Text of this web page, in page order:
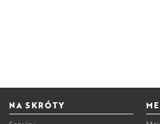
NA SKRÓTY